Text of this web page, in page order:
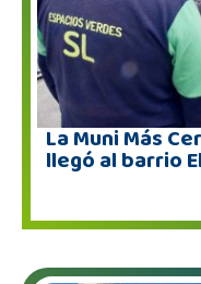
La Muni Más
llegó al barrio